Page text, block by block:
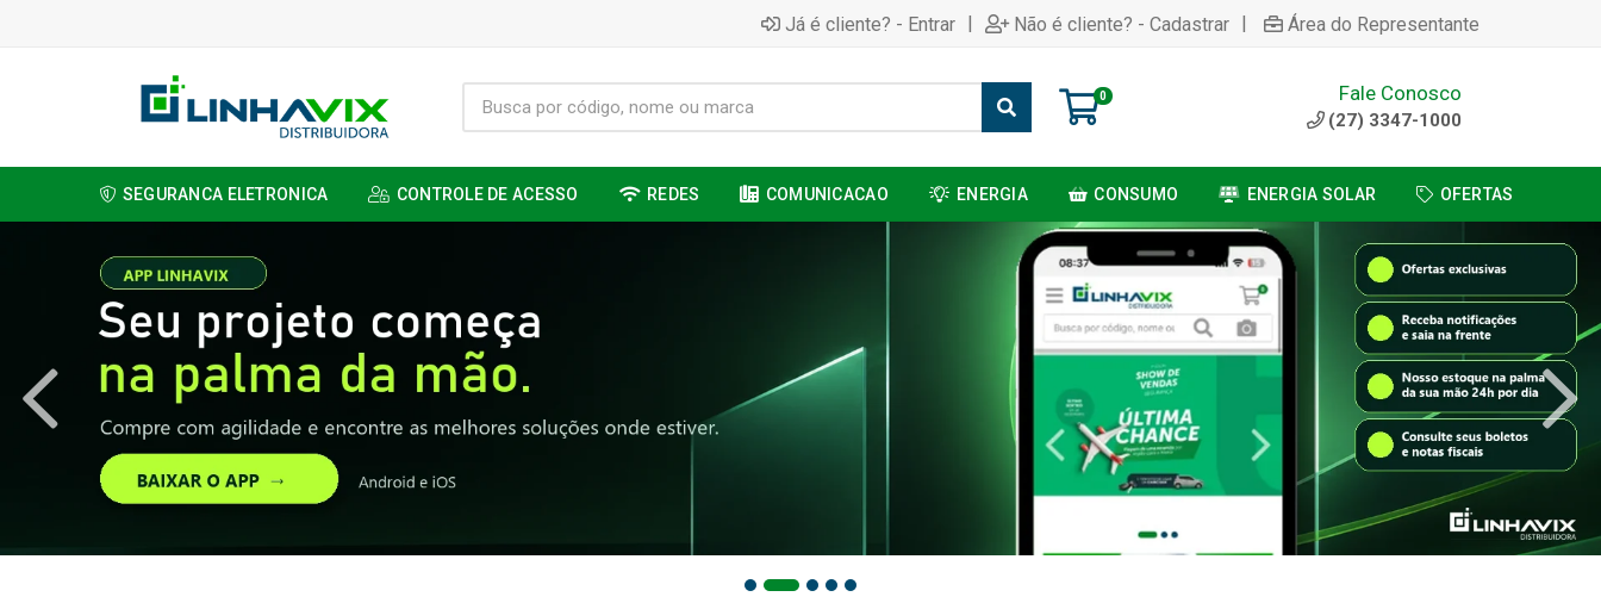
Já é cliente? - Entrar | Não é cliente? - Cadastrar | Área do Representante
0 Fale Conosco
(27) 3347-1000
SEGURANCA ELETRONICA CONTROLE DE ACESSO REDES COMUNICACAO ENERGIA CONSUMO ENERGIA SOLAR OFERTAS